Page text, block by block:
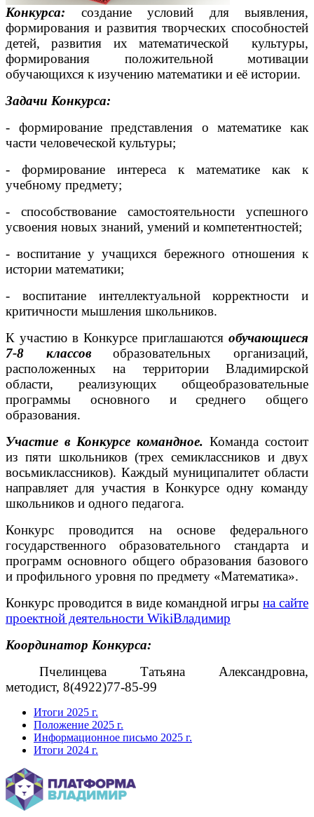
Конкурса:
создание условий для выявления,
формирования и развития творческих способностей
детей, развития их математической культуры,
формирования положительной мотивации
обучающихся к изучению математики и её истории.
Задачи Конкурса:
- формирование представления о математике как
части человеческой культуры;
- формирование интереса к математике как к
учебному предмету;
- способствование самостоятельности успешного
усвоения новых знаний, умений и компетентностей;
- воспитание у учащихся бережного отношения к
истории математики;
- воспитание интеллектуальной корректности и
критичности мышления школьников.
К участию в Конкурсе приглашаются обучающиеся
7-8 классовобразовательных организаций,
расположенных на территории Владимирской
области, реализующих общеобразовательные
программы основного и среднего общего
образования.
Участие в Конкурсе командное. Команда состоит
из пяти школьников (трех семиклассников и двух
восьмиклассников). Каждый муниципалитет области
направляет для участия в Конкурсе одну команду
школьников и одного педагога.
Конкурс проводится на основе федерального
государственного образовательного стандарта и
программ основного общего образования базового
и профильного уровня по предмету «Математика».
Конкурс проводится в виде командной игры на сайте
проектной деятельности WikiВладимир
Координатор Конкурса:
Пчелинцева Татьяна Александровна,
методист, 8(4922)77-85-99
Итоги 2025 г.
Положение 2025 г.
Информационное письмо 2025 г.
Итоги 2024 г.